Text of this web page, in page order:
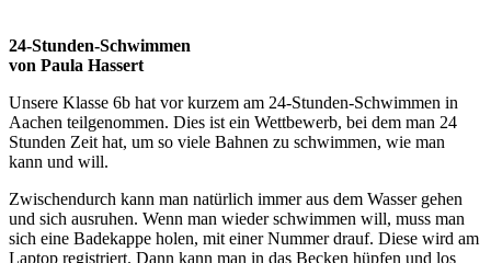
24-Stunden-Schwimmen
von Paula Hassert
Unsere Klasse 6b hat vor kurzem am 24-Stunden-Schwimmen in
Aachen teilgenommen. Dies ist ein Wettbewerb, bei dem man 24
Stunden Zeit hat, um so viele Bahnen zu schwimmen, wie man
kann und will.
Zwischendurch kann man natürlich immer aus dem Wasser gehen
und sich ausruhen. Wenn man wieder schwimmen will, muss man
sich eine Badekappe holen, mit einer Nummer drauf. Diese wird am
Laptop registriert. Dann kann man in das Becken hüpfen und los